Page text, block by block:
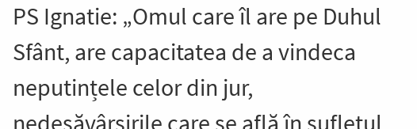
PS Ignatie: „Omul care îl are pe Duhul
Sfânt, are capacitatea de a vindeca
neputințele celor din jur,
nedesăvârșirile care se află în sufletul